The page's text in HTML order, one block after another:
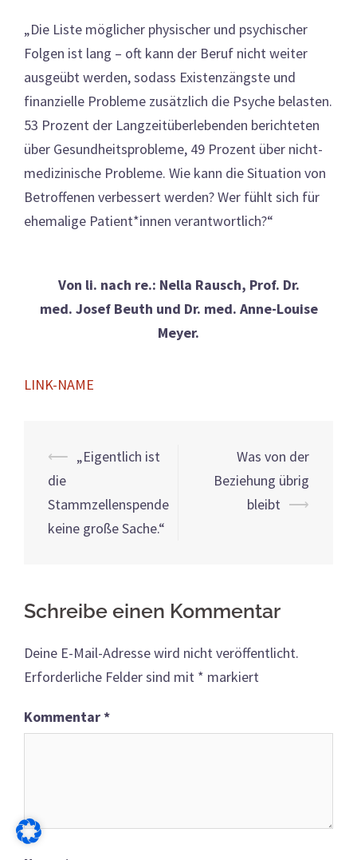
„Die Liste möglicher physischer und psychischer
Folgen ist lang – oft kann der Beruf nicht weiter
ausgeübt werden, sodass Existenzängste und
finanzielle Probleme zusätzlich die Psyche belasten.
53 Prozent der Langzeitüberlebenden berichteten
über Gesundheitsprobleme, 49 Prozent über nicht-
medizinische Probleme. Wie kann die Situation von
Betroffenen verbessert werden? Wer fühlt sich für
ehemalige Patient*innen verantwortlich?“
Von li. nach re.: Nella Rausch, Prof. Dr.
med. Josef Beuth und Dr. med. Anne-Louise
Meyer.
LINK-NAME
Beitrags-
Navigation
⟵ „Eigentlich ist
die
Stammzellenspende
keine große Sache.“
Was von der
Beziehung übrig
bleibt ⟶
Schreibe einen Kommentar
Deine E-Mail-Adresse wird nicht veröffentlicht.
Erforderliche Felder sind mit * markiert
Kommentar*